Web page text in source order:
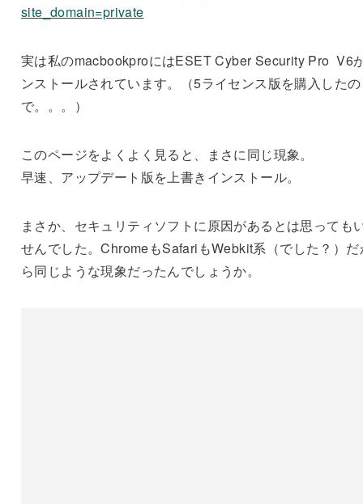
site_domain=private
実は私のmacbookproにはESET Cyber Security Pro V6
ンストールされています。（5ライセンス版を購入したの
で。。。）
このページをよくよく見ると、まさに同じ現象。
早速、アップデート版を上書きインストール。
まさか、セキュリティソフトに原因があるとは思っても
せんでした。ChromeもSafariもWebkit系（でした？）だ
ら同じような現象だったんでしょうか。